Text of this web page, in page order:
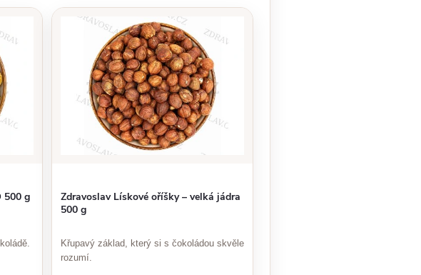
500 g
Zdravoslav Lískové oříšky – velká jádra
500 g
Křupavý základ, který si s čokoládou skvěle
rozumí.